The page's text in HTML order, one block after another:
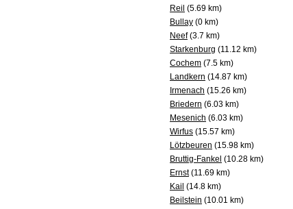
Reil (5.69 km)
Bullay (0 km)
Neef(3.7 km)
Starkenburg (11.12 km)
Cochem (7.5 km)
Landkern (14.87 km)
Irmenach (15.26 km)
Briedern (6.03 km)
Mesenich (6.03 km)
Wirfus (15.57 km)
Lötzbeuren (15.98 km)
Bruttig-Fankel (10.28 km)
Ernst(11.69 km)
Kail (14.8 km)
Beilstein (10.01 km)